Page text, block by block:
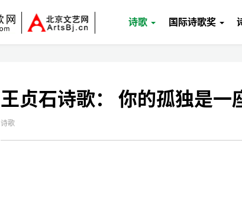
诗歌 国际诗歌奖
王贞石诗歌： 你的孤独是
诗歌